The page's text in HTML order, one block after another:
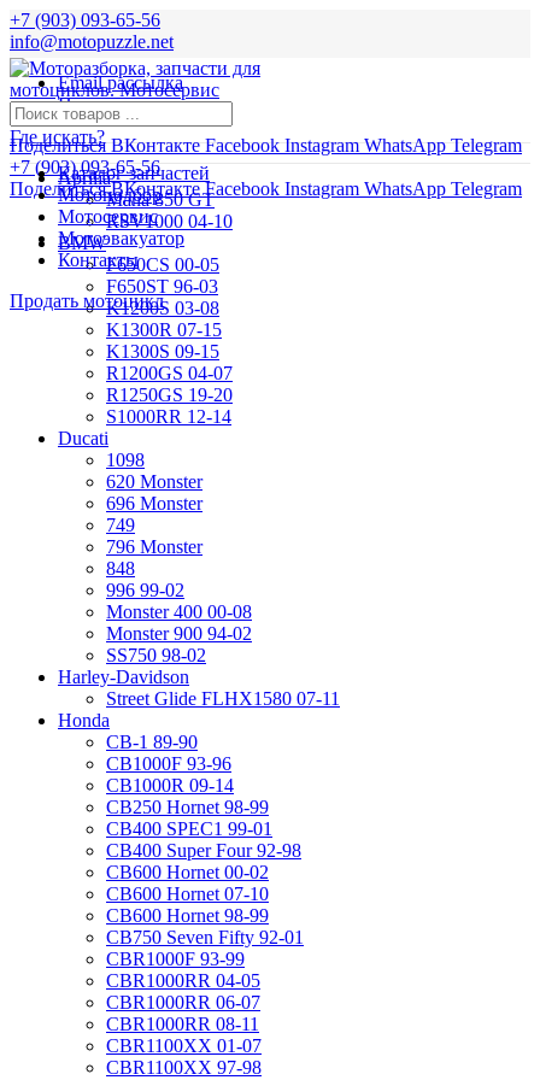
+7 (903) 093-65-56
info@motopuzzle.net
Email рассылка
Новости
Поделиться ВКонтакте Facebook Instagram WhatsApp Telegram
+7 (903) 093-65-56
Поделиться ВКонтакте Facebook Instagram WhatsApp Telegram
Где искать?
Aprilia
Mana 850 GT
RSV1000 04-10
BMW
F650CS 00-05
F650ST 96-03
K1200S 03-08
K1300R 07-15
K1300S 09-15
R1200GS 04-07
R1250GS 19-20
S1000RR 12-14
Ducati
1098
620 Monster
696 Monster
749
796 Monster
848
996 99-02
Monster 400 00-08
Monster 900 94-02
SS750 98-02
Harley-Davidson
Street Glide FLHX1580 07-11
Honda
CB-1 89-90
CB1000F 93-96
CB1000R 09-14
CB250 Hornet 98-99
CB400 SPEC1 99-01
CB400 Super Four 92-98
CB600 Hornet 00-02
CB600 Hornet 07-10
CB600 Hornet 98-99
CB750 Seven Fifty 92-01
CBR1000F 93-99
CBR1000RR 04-05
CBR1000RR 06-07
CBR1000RR 08-11
CBR1100XX 01-07
CBR1100XX 97-98
Каталог запчастей
Мотоподбор
Мотосервис
Мотоэвакуатор
Контакты
Продать мотоцикл